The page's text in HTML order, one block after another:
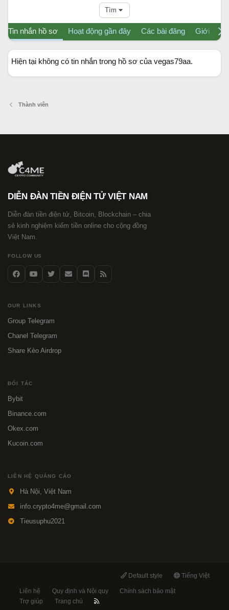
Tìm
Tin nhắn hồ sơ Hoạt động gần đây Các bài đăng Giới thiệu
Hiện tại không có tin nhắn trong hồ sơ của vegas79aa.
Thành viên
DIỄN ĐÀN TIỀN ĐIỆN TỬ VIỆT NAM
Diễn đàn tiền điện tử, Bitcoin, Blockchain – chia
sẻ kinh nghiệm kiếm tiền online cho cộng đồng
Việt Nam.
FOLLOW US
OUR LINKS
Group Telegram
Chanel Telegram
Share Kèo Airdrop
ĐỐI TÁC
Bybit
Binance.com
Okex.com
Kucoin.com
LIÊN HỆ QUẢNG CÁO
Hà Nội, Việt Nam
info.crypto4me@gmail.com
Tieusuphu2021
Default style Tiếng Việt
Liên hệ Quy định và Nội quy
Chính sách bảo mật
Trợ giúp
Trang chủ